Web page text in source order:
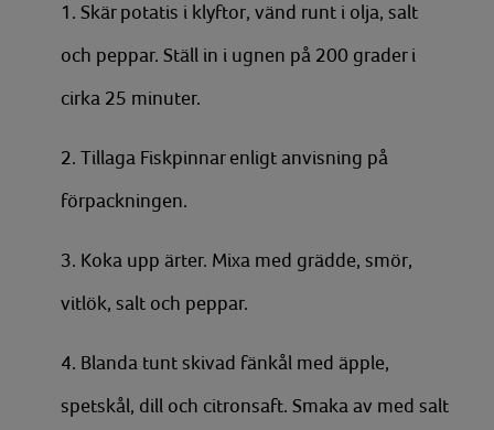
1. Skär potatis i klyftor, vänd runt i olja, salt
och peppar. Ställ in i ugnen på 200 grader i
cirka 25 minuter.
2. Tillaga Fiskpinnar enligt anvisning på
förpackningen.
3. Koka upp ärter. Mixa med grädde, smör,
vitlök, salt och peppar.
4. Blanda tunt skivad fänkål med äpple,
spetskål, dill och citronsaft. Smaka av med salt